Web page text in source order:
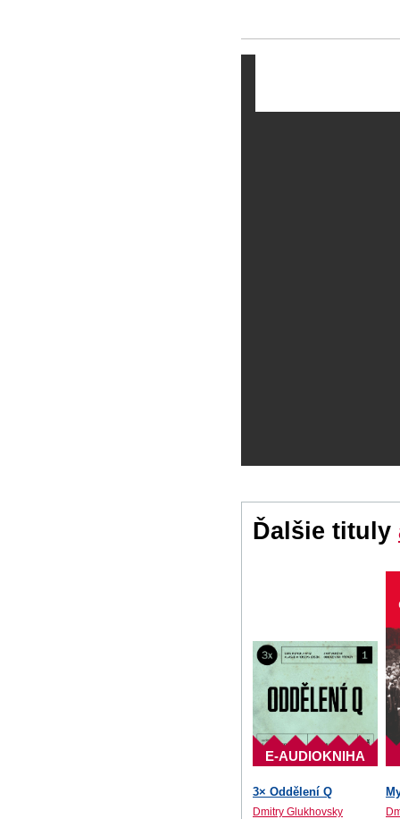
Ďalšie tituly
E-AUDIOKNIHA
3× Oddělení Q
Dmitry Glukhovsky